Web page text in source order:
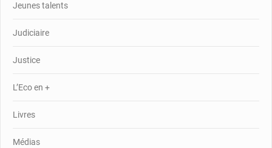
Jeunes talents
Judiciaire
Justice
L’Eco en +
Livres
Médias